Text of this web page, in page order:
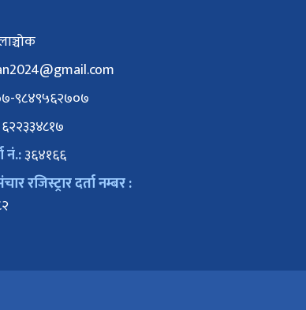
९८४९५६२७०७
नं.:३६४१६६
रजिस्ट्रार दर्ता नम्बर :